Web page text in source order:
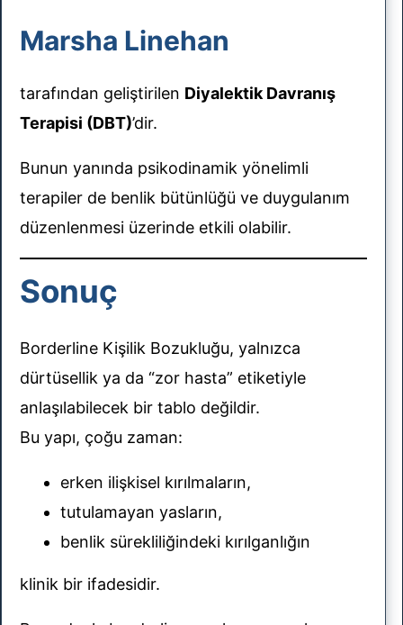
Marsha Linehan
tarafından geliştirilen Diyalektik Davranış
Terapisi (DBT)’dir.
Bunun yanında psikodinamik yönelimli
terapiler de benlik bütünlüğü ve duygulanım
düzenlenmesi üzerinde etkili olabilir.
Sonuç
Borderline Kişilik Bozukluğu, yalnızca
dürtüsellik ya da “zor hasta” etiketiyle
anlaşılabilecek bir tablo değildir.
Bu yapı, çoğu zaman:
erken ilişkisel kırılmaların,
tutulamayan yasların,
benlik sürekliliğindeki kırılganlığın
klinik bir ifadesidir.